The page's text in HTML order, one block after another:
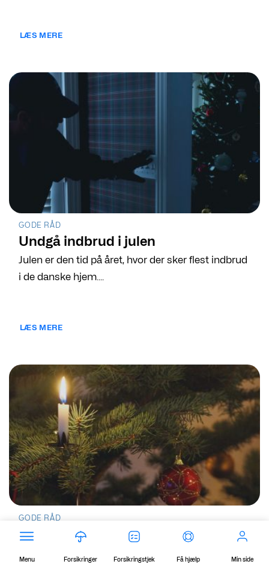
LÆS MERE
GODE RÅD
Undgå indbrud i julen
Julen er den tid på året, hvor der sker flest indbrud
i de danske hjem....
LÆS MERE
GODE RÅD
Undgå at julen ender i flammer
Menu Forsikringer Forsikringstjek Få hjælp Min side